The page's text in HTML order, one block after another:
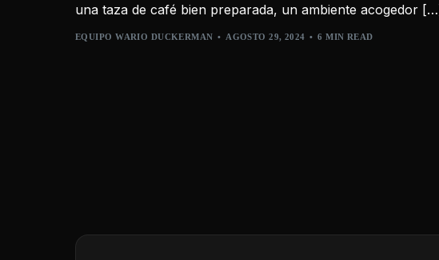
una taza de café bien preparada, un ambiente acogedor
EQUIPO WARIO DUCKERMAN AGOSTO 29, 2024 6 MIN READ